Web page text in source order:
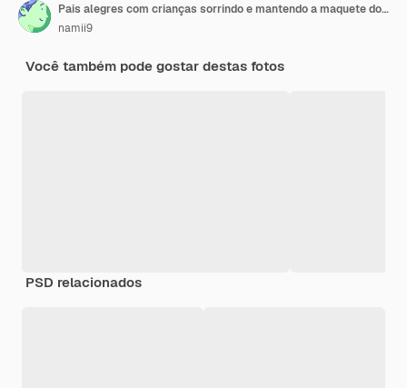
Pais alegres com crianças sorrindo e mantendo a maquete do telhado sobre as cabeças enquanto está sentado no chão na sala de estar aconchegante durante a realocação
namii9
Você também pode gostar destas fotos
PSD relacionados